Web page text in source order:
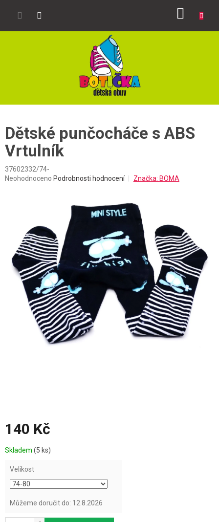
Dětské punčocháče s ABS
Vrtulník
37602332/74-
Průměrné
hvězdiček.
Neohodnoceno Podrobnosti hodnocení Značka: BOMA
140 Kč
cena:
Skladem (5 ks)
Velikost
Můžeme doručit do: 12.8.2026